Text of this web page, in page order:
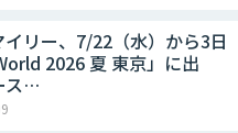
イリー、7/22（水）から3日
2026 夏 東京」に出
ス…